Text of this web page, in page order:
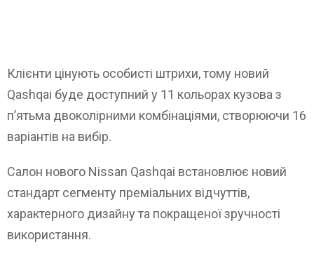
Клієнти цінують особисті штрихи, тому новий
Qashqai буде доступний у 11 кольорах кузова з
п’ятьма двоколірними комбінаціями, створюючи 16
варіантів на вибір.
Салон нового Nissan Qashqai встановлює новий
стандарт сегменту преміальних відчуттів,
характерного дизайну та покращеної зручності
використання.